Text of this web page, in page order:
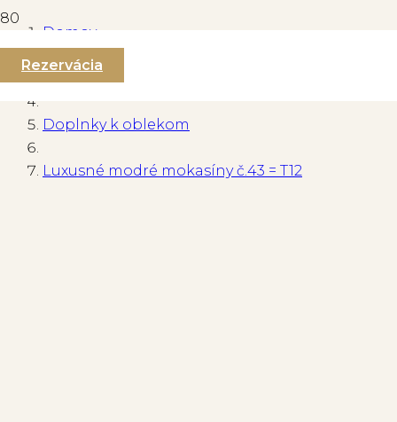
Rezervácia
Domov
Doplnky
Doplnky k oblekom
Luxusné modré mokasíny č.43 = T12